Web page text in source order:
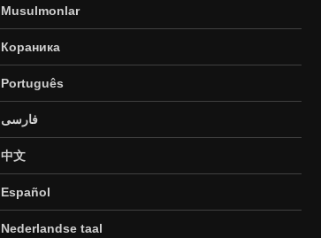
Musulmonlar
Кораника
Português
فارسی
中文
Español
Nederlandse taal